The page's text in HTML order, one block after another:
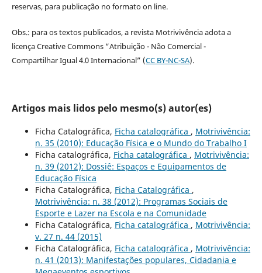
reservas, para publicação no formato on line.
Obs.: para os textos publicados, a revista Motrivivência adota a
licença Creative Commons “Atribuição - Não Comercial -
Compartilhar Igual 4.0 Internacional” (CC BY-NC-SA).
Artigos mais lidos pelo mesmo(s) autor(es)
Ficha Catalográfica, Ficha catalográfica , Motrivivência:
n. 35 (2010): Educação Física e o Mundo do Trabalho I
Ficha catalográfica, Ficha catalográfica , Motrivivência:
n. 39 (2012): Dossiê: Espaços e Equipamentos de
Educação Física
Ficha Catalográfica, Ficha Catalográfica ,
Motrivivência: n. 38 (2012): Programas Sociais de
Esporte e Lazer na Escola e na Comunidade
Ficha Catalográfica, Ficha catalográfica , Motrivivência:
v. 27 n. 44 (2015)
Ficha Catalográfica, Ficha catalográfica , Motrivivência:
n. 41 (2013): Manifestações populares, Cidadania e